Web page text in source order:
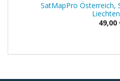
SatMapPro Österreich,
49,00